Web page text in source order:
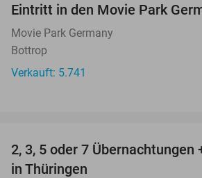
Eintritt in den Movie Park
Movie Park Germany
Bottrop
Verkauft: 5.741
2, 3, 5 oder 7 Übernachtungen
in Thüringen